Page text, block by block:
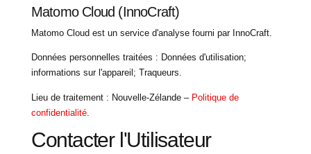
Matomo Cloud (InnoCraft)
Matomo Cloud est un service d'analyse fourni par InnoCraft.
Données personnelles traitées : Données d'utilisation;
informations sur l'appareil; Traqueurs.
Lieu de traitement : Nouvelle-Zélande – Politique de
confidentialité.
Contacter l'Utilisateur